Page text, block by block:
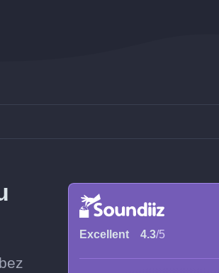
Excellent 4.3/5